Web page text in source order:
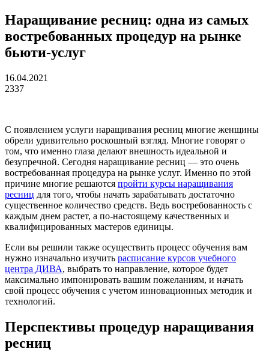
Наращивание ресниц: одна из самых
востребованных процедур на рынке
бьюти-услуг
16.04.2021
2337
С появлением услуги наращивания ресниц многие женщины
обрели удивительно роскошный взгляд. Многие говорят о
том, что именно глаза делают внешность идеальной и
безупречной. Сегодня наращивание ресниц — это очень
востребованная процедура на рынке услуг. Именно по этой
причине многие решаются пройти курсы наращивания
ресниц для того, чтобы начать зарабатывать достаточно
существенное количество средств. Ведь востребованность с
каждым днем растет, а по-настоящему качественных и
квалифицированных мастеров единицы.
Если вы решили также осуществить процесс обучения вам
нужно изначально изучить расписание курсов учебного
центра ДИВА, выбрать то направление, которое будет
максимально импонировать вашим пожеланиям, и начать
свой процесс обучения с учетом инновационных методик и
технологий.
Перспективы процедур наращивания
ресниц